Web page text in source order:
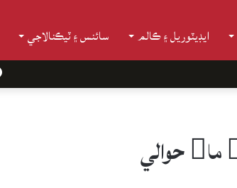
ايڊيٽوريل ۽ ڪالم سائنس ۽ ٽيڪنالاجي